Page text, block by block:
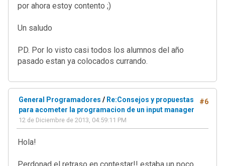
por ahora estoy contento ;)
Un saludo
PD. Por lo visto casi todos los alumnos del año
pasado estan ya colocados currando.
#6
General Programadores / Re:Consejos y propuestas
para acometer la programacion de un input manager
12 de Diciembre de 2013, 04:59:11 PM
Hola!
Perdonad el retraso en contestar!! estaba un poco